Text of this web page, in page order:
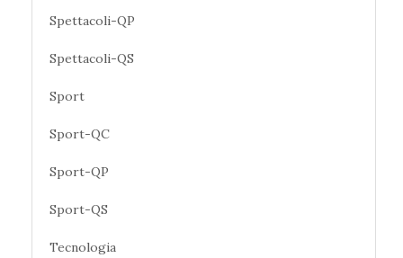
Spettacoli-QP
Spettacoli-QS
Sport
Sport-QC
Sport-QP
Sport-QS
Tecnologia